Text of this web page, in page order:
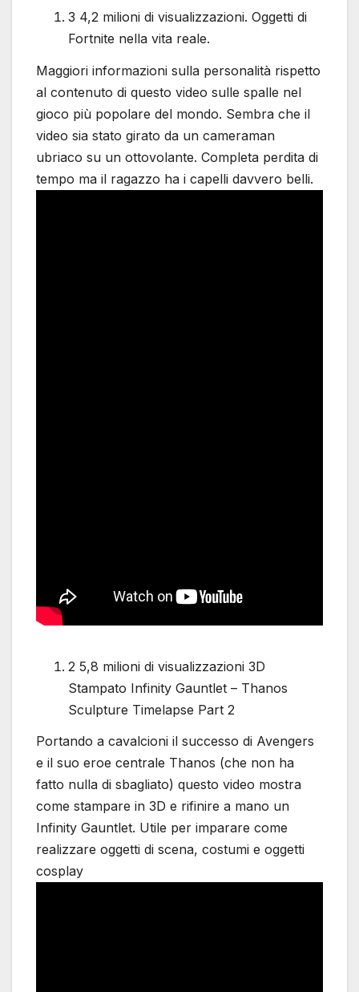
3 4,2 milioni di visualizzazioni. Oggetti di
Fortnite nella vita reale.
Maggiori informazioni sulla personalità rispetto
al contenuto di questo video sulle spalle nel
gioco più popolare del mondo. Sembra che il
video sia stato girato da un cameraman
ubriaco su un ottovolante. Completa perdita di
tempo ma il ragazzo ha i capelli davvero belli.
2 5,8 milioni di visualizzazioni 3D
Stampato Infinity Gauntlet – Thanos
Sculpture Timelapse Part 2
Portando a cavalcioni il successo di Avengers
e il suo eroe centrale Thanos (che non ha
fatto nulla di sbagliato) questo video mostra
come stampare in 3D e rifinire a mano un
Infinity Gauntlet. Utile per imparare come
realizzare oggetti di scena, costumi e oggetti
cosplay